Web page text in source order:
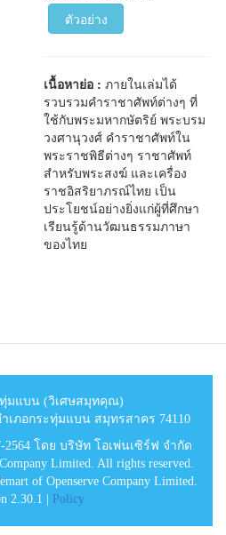
ตัวอย่าง
เนื้อหาย่อ :ภายในเล่มได้
รวบรวมคำราชาศัพท์ต่างๆ ที่
ใช้กับพระมหากษัตริย์ พระบรม
วงศานุวงศ์ คำราชาศัพท์ใน
พระราชพิธีต่างๆ ราชาศัพท์
สำหรับพระสงฆ์ และเครื่อง
ราชอิสริยาภรณ์ไทย เป็น
ประโยชน์อย่างยิ่งแก่ผู้ที่ศึกษา
เรียนรู้ด้านวัฒนธรรมภาษา
ของไทย
ทุ่มแบน (วิเศษสมุทคุณ)
ภอกระทุ่มแบน สมุทรสาคร 74110
โดย บริษัท โอเพ่นเซิร์ฟ จำกัด
Limited. All rights reserved.
of Openserve Company Limited.
2.30.1 |
Policy